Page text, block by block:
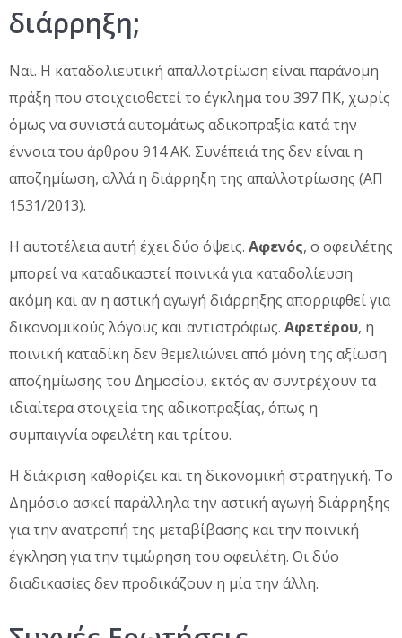
διάρρηξη;
Ναι. Η καταδολιευτική απαλλοτρίωση είναι παράνομη
πράξη που στοιχειοθετεί το έγκλημα του 397 ΠΚ, χωρίς
όμως να συνιστά αυτομάτως αδικοπραξία κατά την
έννοια του άρθρου 914 ΑΚ. Συνέπειά της δεν είναι η
αποζημίωση, αλλά η διάρρηξη της απαλλοτρίωσης (ΑΠ
1531/2013).
Η αυτοτέλεια αυτή έχει δύο όψεις. Αφενός, ο οφειλέτης
μπορεί να καταδικαστεί ποινικά για καταδολίευση
ακόμη και αν η αστική αγωγή διάρρηξης απορριφθεί για
δικονομικούς λόγους και αντιστρόφως. Αφετέρου, η
ποινική καταδίκη δεν θεμελιώνει από μόνη της αξίωση
αποζημίωσης του Δημοσίου, εκτός αν συντρέχουν τα
ιδιαίτερα στοιχεία της αδικοπραξίας, όπως η
συμπαιγνία οφειλέτη και τρίτου.
Η διάκριση καθορίζει και τη δικονομική στρατηγική. Το
Δημόσιο ασκεί παράλληλα την αστική αγωγή διάρρηξης
για την ανατροπή της μεταβίβασης και την ποινική
έγκληση για την τιμώρηση του οφειλέτη. Οι δύο
διαδικασίες δεν προδικάζουν η μία την άλλη.